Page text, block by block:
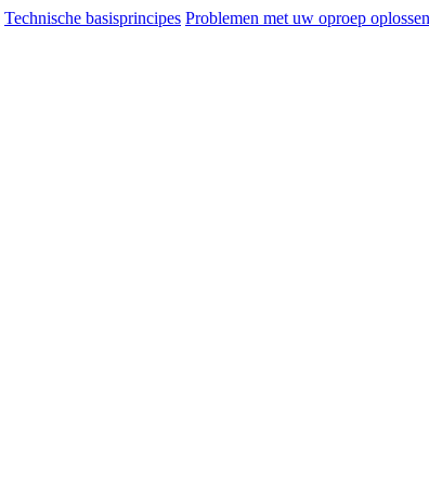
Technische basisprincipes Problemen met uw oproep oplossen